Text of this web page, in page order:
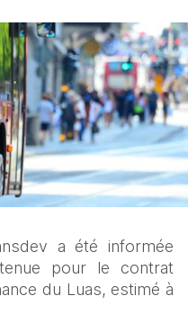
a été informée
pour le contrat
du Luas, estimé à